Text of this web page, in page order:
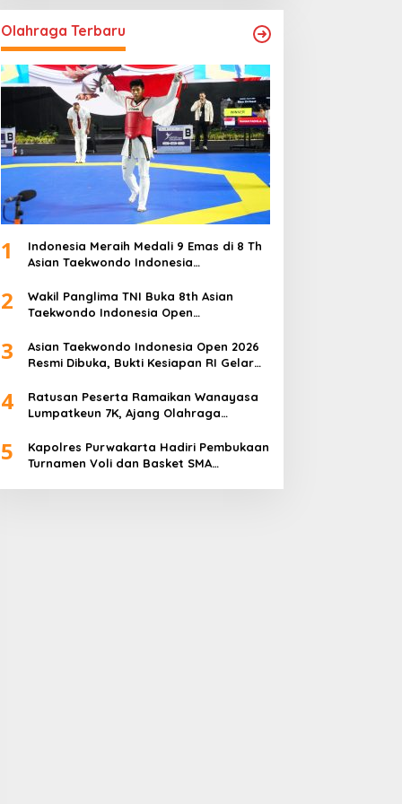
Olahraga Terbaru
1
Indonesia Meraih Medali 9 Emas di 8 Th
Asian Taekwondo Indonesia
2
Wakil Panglima TNI Buka 8th Asian
Taekwondo Indonesia Open
3
Asian Taekwondo Indonesia Open 2026
Resmi Dibuka, Bukti Kesiapan RI Gelar
4
Ratusan Peserta Ramaikan Wanayasa
Lumpatkeun 7K, Ajang Olahraga
5
Kapolres Purwakarta Hadiri Pembukaan
Turnamen Voli dan Basket SMA